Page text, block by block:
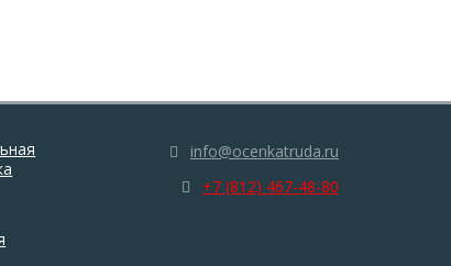
info@ocenkatruda.ru
+7 (812) 467-48-80